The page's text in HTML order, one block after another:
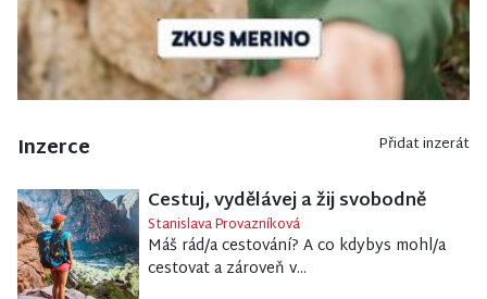
Inzerce Přidat inzerát
Cestuj, vydělávej a žij svobodně
Stanislava Provazníková
Máš rád/a cestování? A co kdybys mohl/a
cestovat a zároveň v...